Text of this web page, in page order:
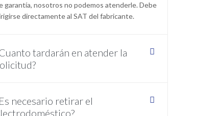
garantía, nosotros no podemos atenderle. Debe
directamente al SAT del fabricante.
tardarán en atender la
necesario retirar el